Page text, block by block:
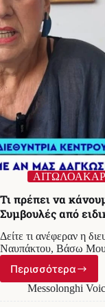
Τι πρέπει να
Συμβουλές από
Δείτε τι ανέφεραν η
Ναυπάκτου, Βάσω
Περισσότερα
Τι
πρέπει
Messolonghi